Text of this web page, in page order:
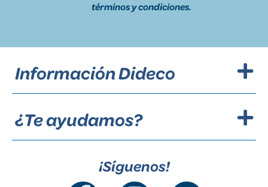
términos y condiciones.
Información Dideco
¿Te ayudamos?
¡Síguenos!